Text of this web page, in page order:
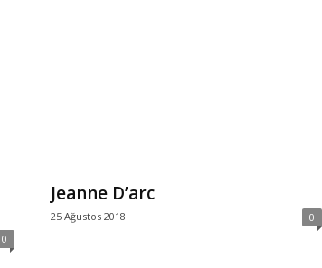
0
Jeanne D’arc
25 Ağustos 2018 0